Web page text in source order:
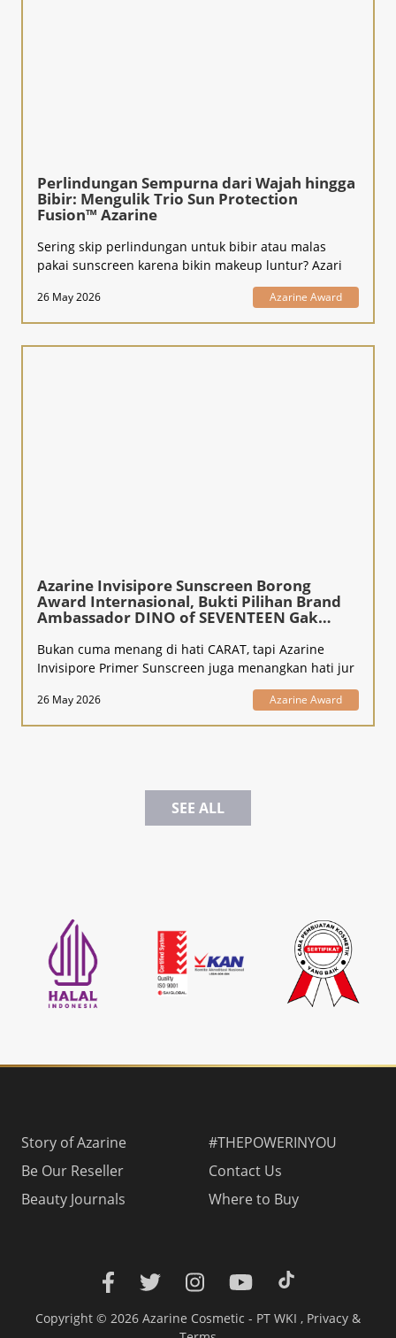
Perlindungan Sempurna dari Wajah hingga
Bibir: Mengulik Trio Sun Protection
Fusion™ Azarine
Sering skip perlindungan untuk bibir atau malas
pakai sunscreen karena bikin makeup luntur? Azari
26 May 2026 Azarine Award
Azarine Invisipore Sunscreen Borong
Award Internasional, Bukti Pilihan Brand
Ambassador DINO of SEVENTEEN Gak
Bukan cuma menang di hati CARAT, tapi Azarine
Invisipore Primer Sunscreen juga menangkan hati jur
26 May 2026 Azarine Award
SEE ALL
Story of Azarine
Be Our Reseller
Beauty Journals
#THEPOWERINYOU
Contact Us
Where to Buy
Copyright © 2026 Azarine Cosmetic - PT WKI , Privacy &